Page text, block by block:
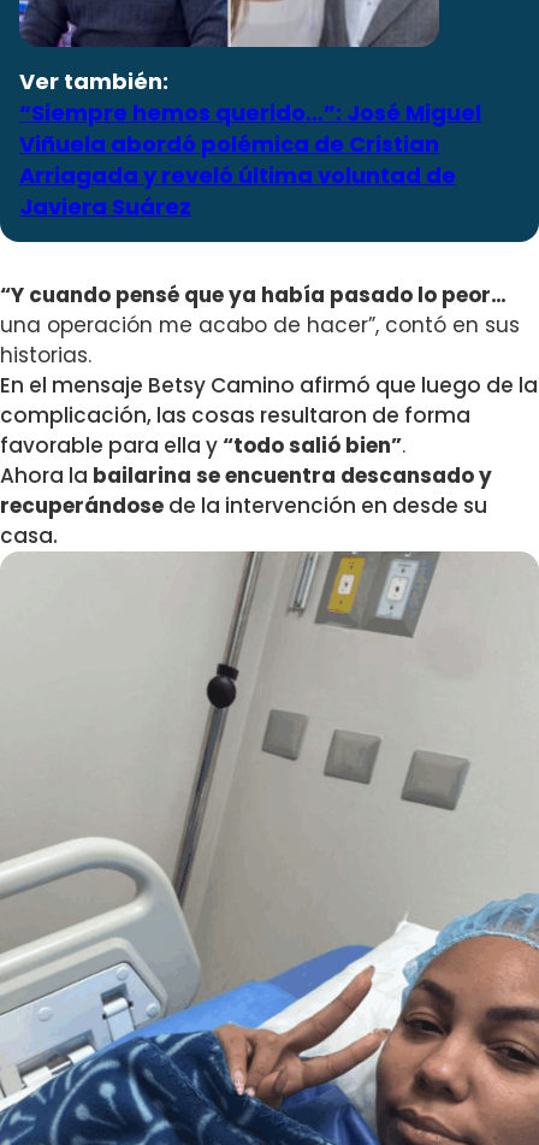
Ver también:
“Siempre hemos querido…”: José Miguel
Viñuela abordó polémica de Cristian
Arriagada y reveló última voluntad de
Javiera Suárez
“Y cuando pensé que ya había pasado lo peor…
una operación me acabo de hacer”, contó en sus
historias.
En el mensaje Betsy Camino afirmó que luego de la
complicación, las cosas resultaron de forma
favorable para ella y“todo salió bien”.
Ahora la bailarina se encuentra descansado y
recuperándose de la intervención en desde su
casa.